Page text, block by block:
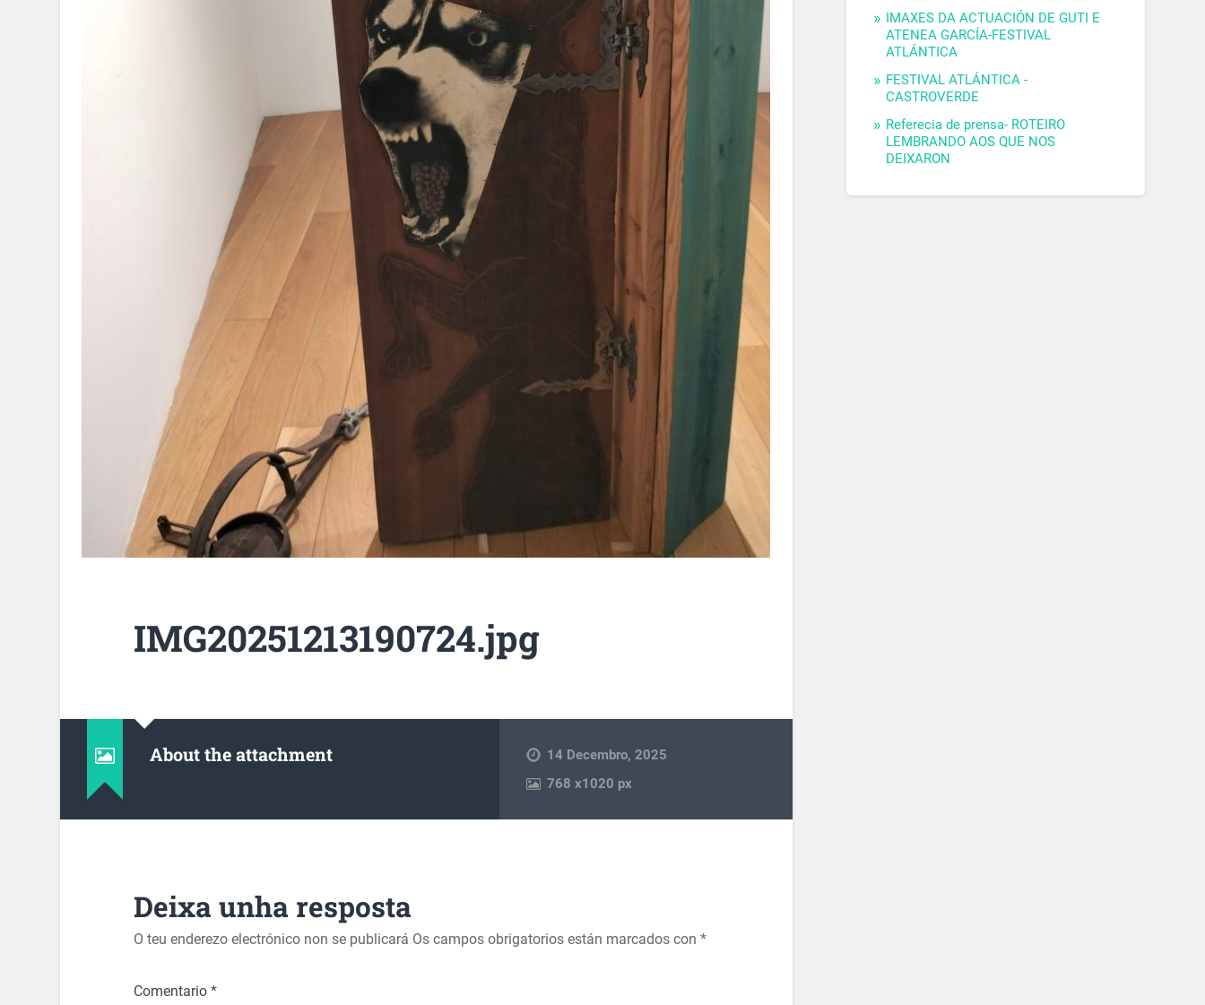
IMG20251213190724.jpg
About the attachment
14 Decembro, 2025
768x1020 px
Deixa unha resposta
O teu enderezo electrónico non se publicará Os campos obrigatorios están marcados con *
Comentario *
IMAXES DA ACTUACIÓN DE GUTI E
ATENEA GARCÍA-FESTIVAL
ATLÁNTICA
FESTIVAL ATLÁNTICA -
CASTROVERDE
Referecia de prensa- ROTEIRO
LEMBRANDO AOS QUE NOS
DEIXARON